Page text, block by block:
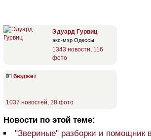
Эдуард Гурвиц
экс-мэр Одессы
1343 новости, 116
фото
💵 бюджет
1037 новостей, 28 фото
Новости по этой теме:
"Звериные" разборки и помощник